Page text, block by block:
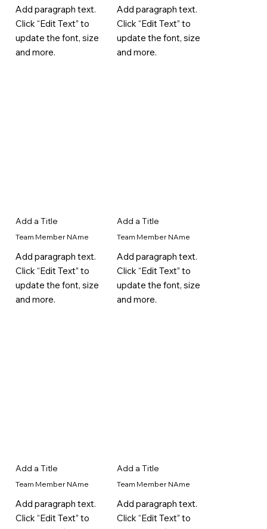
Add paragraph text.
Click “Edit Text” to
update the font, size
and more.
Add paragraph text.
Click “Edit Text” to
update the font, size
and more.
Add a Title
Team Member NAme
Add paragraph text.
Click “Edit Text” to
update the font, size
and more.
Add a Title
Team Member NAme
Add paragraph text.
Click “Edit Text” to
update the font, size
and more.
Add a Title
Team Member NAme
Add paragraph text.
Click “Edit Text” to
Add a Title
Team Member NAme
Add paragraph text.
Click “Edit Text” to